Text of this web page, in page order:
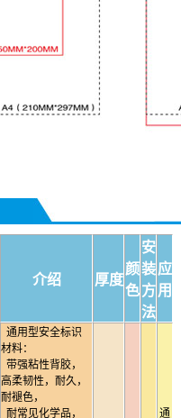
介绍 厚度
颜
色
安
装
方
法
应
用
通用型安全标识
材料：
带强粘性背胶，
高柔韧性，耐久，
耐褪色，
耐常见化学品，
通